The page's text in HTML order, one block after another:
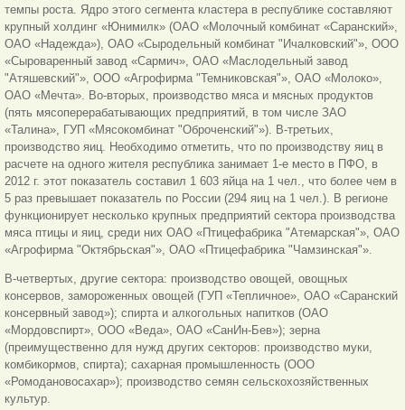
темпы роста. Ядро этого сегмента кластера в республике составляют
крупный холдинг «Юнимилк» (ОАО «Молочный комбинат «Саранский»,
ОАО «Надежда»), ОАО «Сыродельный комбинат "Ичалковский"», ООО
«Сыроваренный завод «Сармич», ОАО «Маслодельный завод
"Атяшевский"», ООО «Агрофирма "Темниковская"», ОАО «Молоко»,
ОАО «Мечта». Во-вторых, производство мяса и мясных продуктов
(пять мясоперерабатывающих предприятий, в том числе ЗАО
«Талина», ГУП «Мясокомбинат "Оброченский"»). В-третьих,
производство яиц. Необходимо отметить, что по производству яиц в
расчете на одного жителя республика занимает 1-е место в ПФО, в
2012 г. этот показатель составил 1 603 яйца на 1 чел., что более чем в
5 раз превышает показатель по России (294 яиц на 1 чел.). В регионе
функционирует несколько крупных предприятий сектора производства
мяса птицы и яиц, среди них ОАО «Птицефабрика "Атемарская"», ОАО
«Агрофирма "Октябрьская"», ОАО «Птицефабрика "Чамзинская"».
В-четвертых, другие сектора: производство овощей, овощных
консервов, замороженных овощей (ГУП «Тепличное», ОАО «Саранский
консервный завод»); спирта и алкогольных напитков (ОАО
«Мордовспирт», ООО «Веда», ОАО «СанИн-Бев»); зерна
(преимущественно для нужд других секторов: производство муки,
комбикормов, спирта); сахарная промышленность (ООО
«Ромодановосахар»); производство семян сельскохозяйственных
культур.